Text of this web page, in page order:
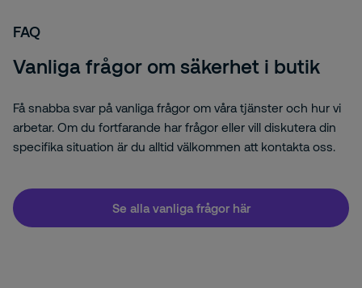
FAQ
Vanliga frågor om säkerhet i butik
Få snabba svar på vanliga frågor om våra tjänster och hur vi
arbetar. Om du fortfarande har frågor eller vill diskutera din
specifika situation är du alltid välkommen att kontakta oss.
Se alla vanliga frågor här